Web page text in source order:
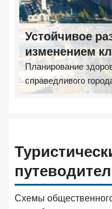
Устойчивое
изменением
Планирование
справедливого
Схемы